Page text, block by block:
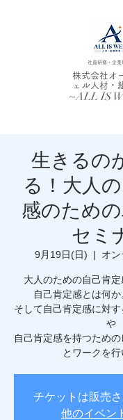
社員研修・企業
株式会社オ
ェル人材・
~ALL IS
生きるの
る！大人
感のため
セミ
9月19日(日)
  |
オ
大人のための自己肯定
自己肯定感とは何か
そして自己肯定感に対
や
自己肯定感を持つため
とワークを行
チケットは販売
他のイベン